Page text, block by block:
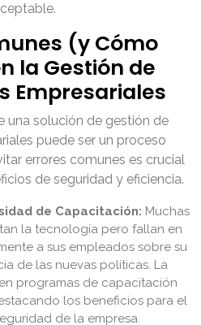
(y Cómo
la Gestión de
Empresariales
una solución de gestión de
puede ser un proceso
errores comunes es crucial
de seguridad y eficiencia.
de Capacitación: Muchas
la tecnología pero fallan en
a sus empleados sobre su
de las nuevas políticas. La
programas de capacitación
los beneficios para el
de la empresa.